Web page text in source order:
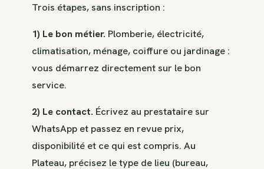
Trois étapes, sans inscription :
1) Le bon métier. Plomberie, électricité,
climatisation, ménage, coiffure ou jardinage :
vous démarrez directement sur le bon
service.
2) Le contact. Écrivez au prestataire sur
WhatsApp et passez en revue prix,
disponibilité et ce qui est compris. Au
Plateau, précisez le type de lieu (bureau,